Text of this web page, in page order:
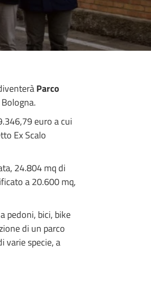
Parco
euro a cui
Ex Scalo
24.804 mq di
a 20.600 mq,
pedoni, bici, bike
di un parco
varie specie, a